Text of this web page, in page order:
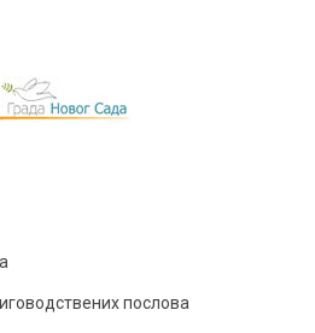
послова